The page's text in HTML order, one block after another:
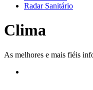
Radar Sanitário
Clima
As melhores e mais fiéis